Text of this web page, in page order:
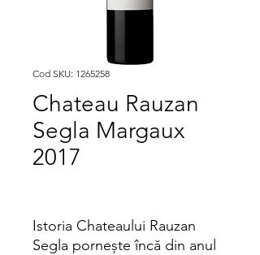
Cod SKU: 1265258
Chateau Rauzan
Segla Margaux
2017
Istoria Chateaului Rauzan
Segla pornește încă din anul